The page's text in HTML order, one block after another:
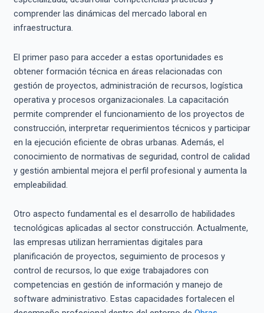
comprender las dinámicas del mercado laboral en
infraestructura.
El primer paso para acceder a estas oportunidades es
obtener formación técnica en áreas relacionadas con
gestión de proyectos, administración de recursos, logística
operativa y procesos organizacionales. La capacitación
permite comprender el funcionamiento de los proyectos de
construcción, interpretar requerimientos técnicos y participar
en la ejecución eficiente de obras urbanas. Además, el
conocimiento de normativas de seguridad, control de calidad
y gestión ambiental mejora el perfil profesional y aumenta la
empleabilidad.
Otro aspecto fundamental es el desarrollo de habilidades
tecnológicas aplicadas al sector construcción. Actualmente,
las empresas utilizan herramientas digitales para
planificación de proyectos, seguimiento de procesos y
control de recursos, lo que exige trabajadores con
competencias en gestión de información y manejo de
software administrativo. Estas capacidades fortalecen el